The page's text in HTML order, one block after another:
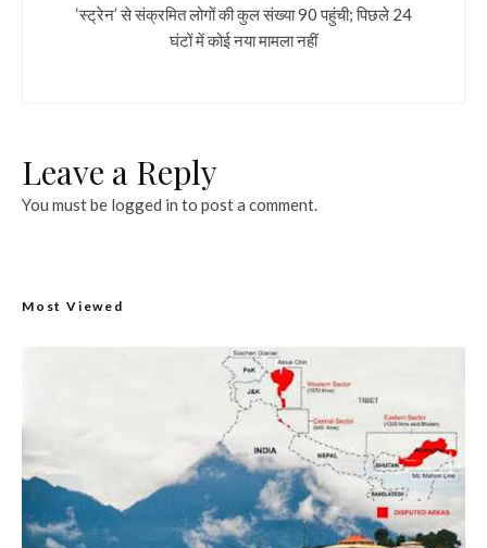
‘स्ट्रेन’ से संक्रमित लोगों की कुल संख्या 90 पहुंची; पिछले 24
घंटों में कोई नया मामला नहीं
Leave a Reply
You must be logged in to post a comment.
Most Viewed